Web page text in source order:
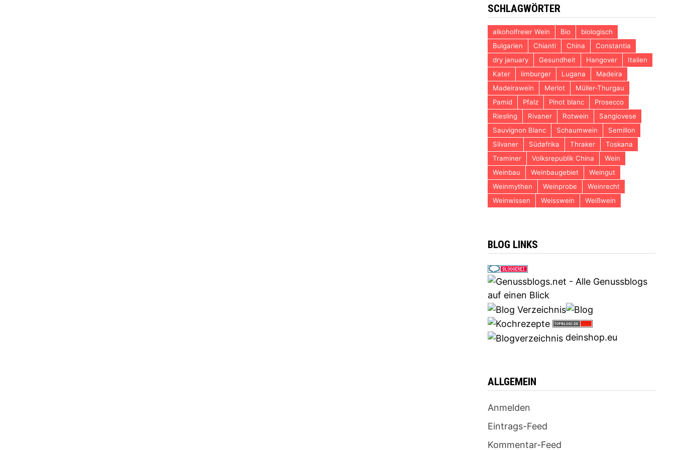
SCHLAGWÖRTER
alkoholfreier Wein Bio
biologisch
Bulgarien
Chianti China
Constantia
dry january
Gesundheit Hangover
Italien
Kater
limburger Lugana
Madeira
Madeirawein
Merlot
Müller-Thurgau
Pamid
Pfalz Pinot blanc
Prosecco
Riesling
Rivaner Rotwein
Sangiovese
Sauvignon Blanc
Schaumwein
Semillon
Silvaner
Südafrika Thraker
Toskana
Traminer
Volksrepublik China
Wein
Weinbau
Weinbaugebiet
Weingut
Weinmythen
Weinprobe
Weinrecht
Weinwissen
Weisswein Weißwein
BLOG LINKS
deinshop.eu
ALLGEMEIN
Anmelden
Eintrags-Feed
Kommentar-Feed